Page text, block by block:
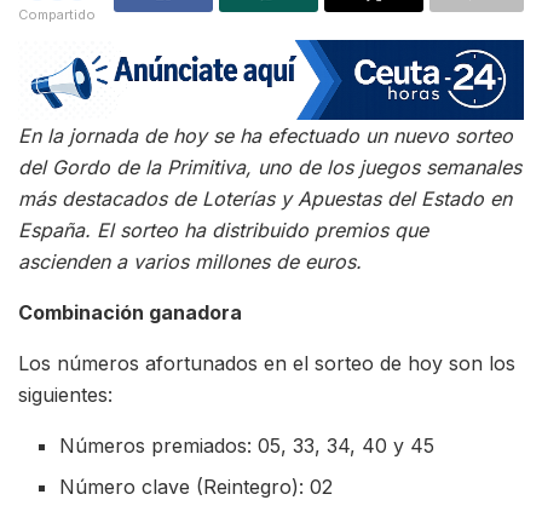
Compartido
En la jornada de hoy se ha efectuado un nuevo sorteo
del Gordo de la Primitiva, uno de los juegos semanales
más destacados de Loterías y Apuestas del Estado en
España. El sorteo ha distribuido premios que
ascienden a varios millones de euros.
Combinación ganadora
Los números afortunados en el sorteo de hoy son los
siguientes:
Números premiados: 05, 33, 34, 40 y 45
Número clave (Reintegro): 02